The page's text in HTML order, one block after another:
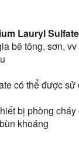
Lauryl
bê tông, sơn, vv
có thể được
bị phòng
khoáng